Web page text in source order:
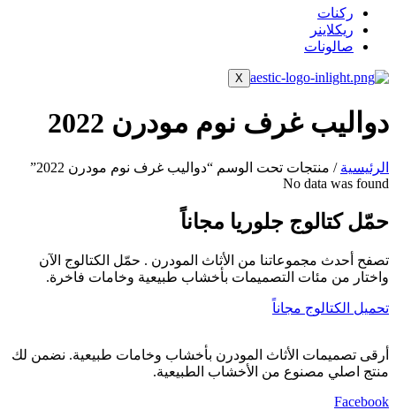
ركنات
ريكلاينر
صالونات
X
دواليب غرف نوم مودرن 2022
الرئيسية / منتجات تحت الوسم “دواليب غرف نوم مودرن 2022”
No data was found
حمّل كتالوج جلوريا مجاناً
تصفح أحدث مجموعاتنا من الأثاث المودرن . حمّل الكتالوج الآن
واختار من مئات التصميمات بأخشاب طبيعية وخامات فاخرة.
تحميل الكتالوج مجاناً
أرقى تصميمات الأثاث المودرن بأخشاب وخامات طبيعية. نضمن لك
منتج اصلي مصنوع من الأخشاب الطبيعية.
Facebook